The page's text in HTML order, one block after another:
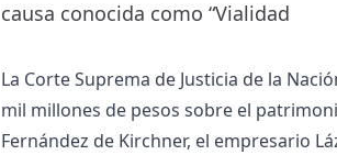
causa conocida como “Vialidad
La Corte Suprema de Justicia de la
mil millones de pesos sobre el
Fernández de Kirchner, el empresario